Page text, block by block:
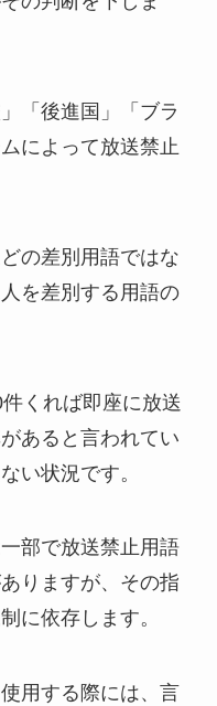
「後進国」「ブラ
によって放送禁止
の差別用語ではな
を差別する用語の
くれば即座に放送
あると言われてい
い状況です。
部で放送禁止用語
りますが、その指
に依存します。
用する際には、言